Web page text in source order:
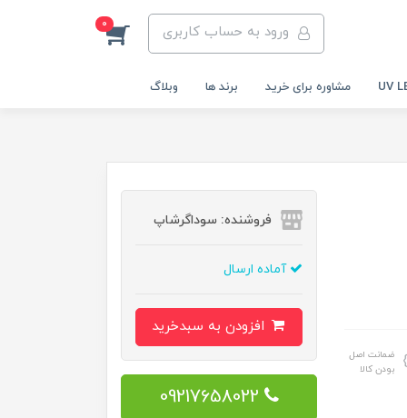
ورود به حساب کاربری 0
مشاوره برای خرید برند ها وبلاگ
ضمانت اصل
بودن کالا
فروشنده: سوداگرشاپ
آماده ارسال
09217658022